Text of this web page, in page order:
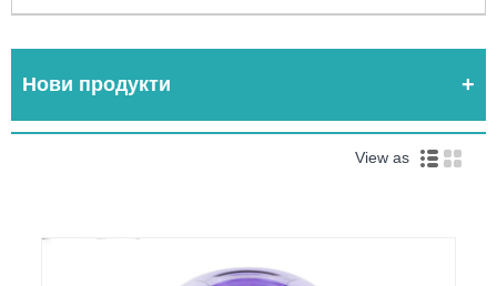
Нови продукти
View as